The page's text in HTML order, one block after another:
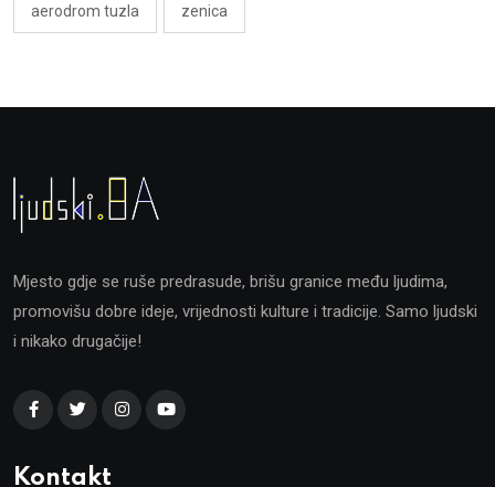
aerodrom tuzla zenica
Mjesto gdje se ruše predrasude, brišu granice među ljudima,
promovišu dobre ideje, vrijednosti kulture i tradicije. Samo ljudski
i nikako drugačije!
Kontakt